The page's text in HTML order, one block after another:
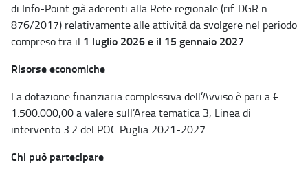
di Info-Point già aderenti alla Rete regionale (rif. DGR n.
876/2017) relativamente alle attività da svolgere nel periodo
compreso tra il 1 luglio 2026 e il 15 gennaio 2027.
Risorse economiche
La dotazione finanziaria complessiva dell’Avviso è pari a €
1.500.000,00 a valere sull’Area tematica 3, Linea di
intervento 3.2 del POC Puglia 2021-2027.
Chi può partecipare